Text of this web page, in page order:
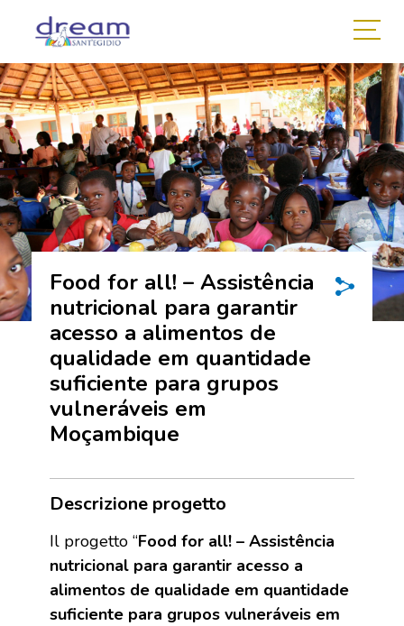
Food for all! – Assistência
nutricional para garantir
acesso a alimentos de
qualidade em quantidade
suficiente para grupos
vulneráveis em
Moçambique
Descrizione progetto
Il progetto “Food for all! – Assistência
nutricional para garantir acesso a
alimentos de qualidade em quantidade
suficiente para grupos vulneráveis em